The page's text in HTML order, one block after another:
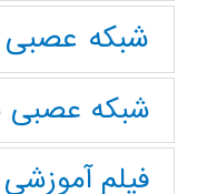
شبکه عصبی
شبکه عصبی
فیلم آموزشی